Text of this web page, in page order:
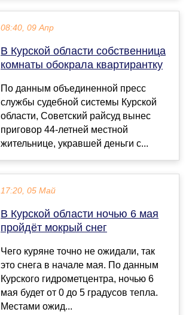
08:40, 09 Апр
В Курской области собственница
комнаты обокрала квартирантку
По данным объединенной пресс
службы судебной системы Курской
области, Советский райсуд вынес
приговор 44-летней местной
жительнице, укравшей деньги с...
17:20, 05 Май
В Курской области ночью 6 мая
пройдёт мокрый снег
Чего куряне точно не ожидали, так
это снега в начале мая. По данным
Курского гидрометцентра, ночью 6
мая будет от 0 до 5 градусов тепла.
Местами ожид...